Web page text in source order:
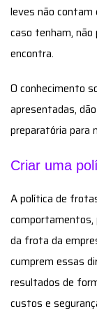
leves não contam
caso tenham,
encontra.
O conhecimento
apresentadas,
preparatória para
Criar uma
A política de
comportamentos,
da frota da
cumprem essas
resultados de
custos e